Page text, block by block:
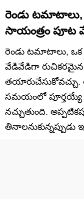
రెండు టమాటాలు,
సాయంత్రం పూట
రెండు టమాటాలు, ఒక
వేడివేడిగా
తయారుచేసుకోవచ్చు.
సమయంలో పూర్తయ్యే
నచ్చుతుంది.
తినాలనుకున్నప్పుడు